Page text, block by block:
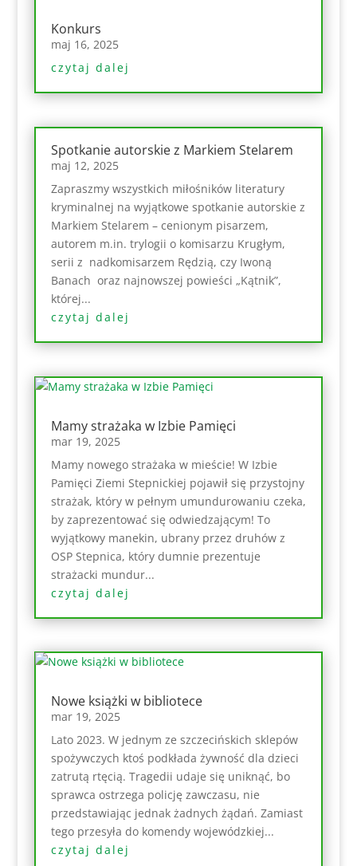
Konkurs
maj 16, 2025
czytaj dalej
Spotkanie autorskie z Markiem Stelarem
maj 12, 2025
Zapraszmy wszystkich miłośników literatury
kryminalnej na wyjątkowe spotkanie autorskie z
Markiem Stelarem – cenionym pisarzem,
autorem m.in. trylogii o komisarzu Krugłym,
serii z nadkomisarzem Rędzią, czy Iwoną
Banach oraz najnowszej powieści „Kątnik”,
której...
czytaj dalej
Mamy strażaka w Izbie Pamięci
mar 19, 2025
Mamy nowego strażaka w mieście! W Izbie
Pamięci Ziemi Stepnickiej pojawił się przystojny
strażak, który w pełnym umundurowaniu czeka,
by zaprezentować się odwiedzającym! To
wyjątkowy manekin, ubrany przez druhów z
OSP Stepnica, który dumnie prezentuje
strażacki mundur...
czytaj dalej
Nowe książki w bibliotece
mar 19, 2025
Lato 2023. W jednym ze szczecińskich sklepów
spożywczych ktoś podkłada żywność dla dzieci
zatrutą rtęcią. Tragedii udaje się uniknąć, bo
sprawca ostrzega policję zawczasu, nie
przedstawiając jednak żadnych żądań. Zamiast
tego przesyła do komendy wojewódzkiej...
czytaj dalej